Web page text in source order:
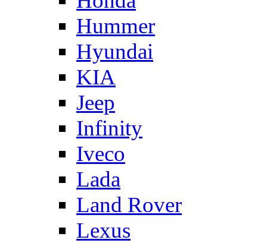
Hummer
Hyundai
KIA
Jeep
Infinity
Iveco
Lada
Land Rover
Lexus